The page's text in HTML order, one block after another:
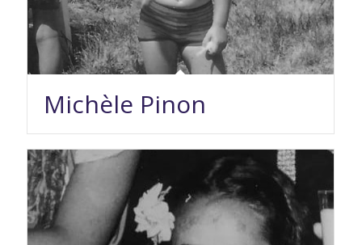
Michèle Pinon